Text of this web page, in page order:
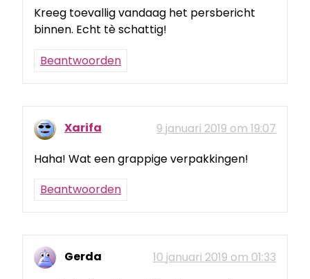
Kreeg toevallig vandaag het persbericht
binnen. Echt tè schattig!
Beantwoorden
Xarifa
9 januari 2019 om 19:07
Haha! Wat een grappige verpakkingen!
Beantwoorden
Gerda
10 januari 2019 om 01:33